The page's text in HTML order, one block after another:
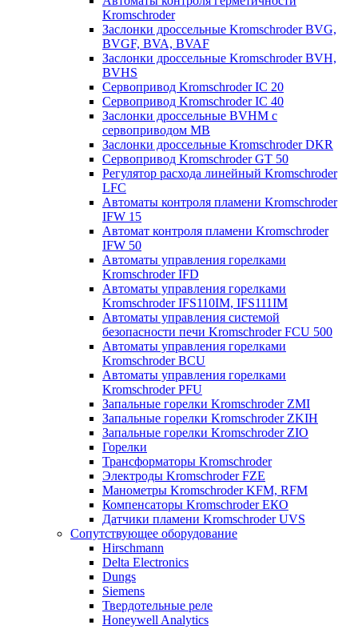
Kromschroder
Заслонки дроссельные Kromschroder BVG,
BVGF, BVA, BVAF
Заслонки дроссельные Kromschroder BVH,
BVHS
Сервопривод Kromschroder IC 20
Сервопривод Kromschroder IC 40
Заслонки дроссельные BVHM с
сервоприводом МВ
Заслонки дроссельные Kromschroder DKR
Cервопривод Kromschroder GT 50
Регулятор расхода линейный Kromschroder
LFC
Автоматы контроля пламени Kromschroder
IFW 15
Автомат контроля пламени Kromschroder
IFW 50
Автоматы управления горелками
Kromschroder IFD
Автоматы управления горелками
Kromschroder IFS110IM, IFS111IM
Автоматы управления системой
безопасности печи Kromschroder FCU 500
Автоматы управления горелками
Kromschroder BCU
Автоматы управления горелками
Kromschroder PFU
Запальные горелки Kromschroder ZМI
Запальные горелки Kromschroder ZKIH
Запальные горелки Kromschroder ZIO
Горелки
Трансформаторы Kromschroder
Электроды Kromschroder FZE
Манометры Kromschroder KFM, RFM
Компенсаторы Kromschroder ЕКО
Датчики пламени Kromschroder UVS
Сопутствующее оборудование
Hirschmann
Delta Electronics
Dungs
Siemens
Твердотельные реле
Honeywell Analytics